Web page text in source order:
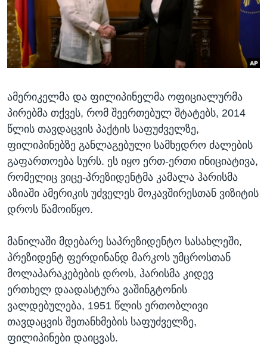
ᲡᲢᲣᲓᲘᲐ ᲕᲐᲨᲘᲜᲒᲢᲝᲜᲘ
ᲔᲙᲝᲜᲝᲛᲘᲙᲐ
ᲯᲐᲜᲛᲠᲗᲔᲚᲝᲑᲐ
ᲛᲔᲪᲜᲘᲔᲠᲔᲑᲐ
ᲙᲣᲚᲢᲣᲠᲐ
ᲒᲐᲚᲘᲚᲔᲝ
ᲓᲔᲖᲘᲜᲤᲝᲠᲛᲐᲪᲘᲐ
Learning English
ᲗᲕᲐᲚᲘ ᲒᲕᲐᲓᲔᲕᲜᲔᲗ
ენები
ამერიკელმა და ფილიპინელმა ოფიციალურმა
პირებმა თქვეს, რომ შეერთებულ შტატებს, 2014
წლის თავდაცვის პაქტის საფუძველზე,
ფილიპინებზე განლაგებული სამხედრო ძალების
გაფართოება სურს. ეს იყო ერთ-ერთი ინიციატივა,
რომელიც ვიცე-პრეზიდენტმა კამალა ჰარისმა
აზიაში ამერიკის უძველეს მოკავშირესთან ვიზიტის
დროს წამოიწყო.
მანილაში მდებარე საპრეზიდენტო სასახლეში,
პრეზიდენტ ფერდინანდ მარკოს უმცროსთან
მოლაპარაკებების დროს, ჰარისმა კიდევ
ერთხელ დაადასტურა ვაშინგტონის
ვალდებულება, 1951 წლის ერთობლივი
თავდაცვის შეთანხმების საფუძველზე,
ფილიპინები დაიცვას.